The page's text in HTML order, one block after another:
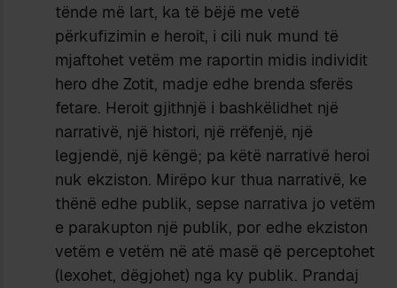
tënde më lart, ka të bëjë me vetë
përkufizimin e heroit, i cili nuk mund të
mjaftohet vetëm me raportin midis individit
hero dhe Zotit, madje edhe brenda sferës
fetare. Heroit gjithnjë i bashkëlidhet një
narrativë, një histori, një rrëfenjë, një
legjendë, një këngë; pa këtë narrativë heroi
nuk ekziston. Mirëpo kur thua narrativë, ke
thënë edhe publik, sepse narrativa jo vetëm
e parakupton një publik, por edhe ekziston
vetëm e vetëm në atë masë që perceptohet
(lexohet, dëgjohet) nga ky publik. Prandaj